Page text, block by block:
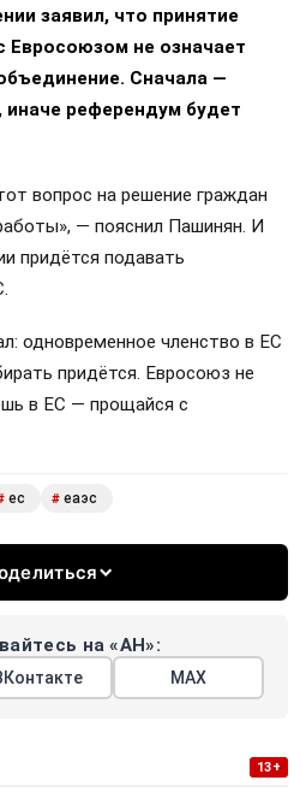
заявил, что принятие
Евросоюзом не означает
Сначала —
иначе референдум будет
вопрос на решение граждан
— пояснил Пашинян. И
придётся подавать
одновременное членство в ЕС
придётся. Евросоюз не
в ЕС — прощайся с
ес # еаэс
на «АН»:
МАХ
13+